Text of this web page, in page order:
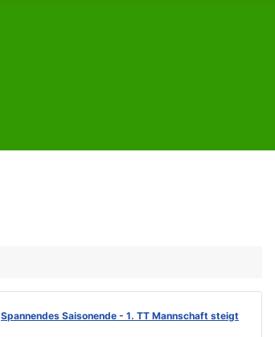
Spannendes Saisonende - 1. TT Mannschaft steigt